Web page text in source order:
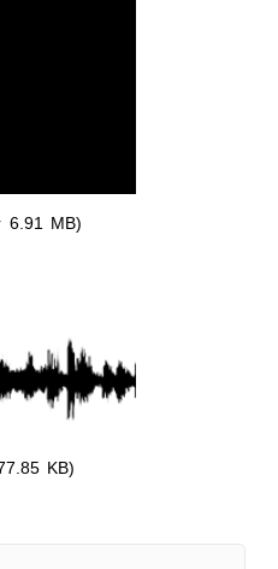
6.91 MB)
KB)